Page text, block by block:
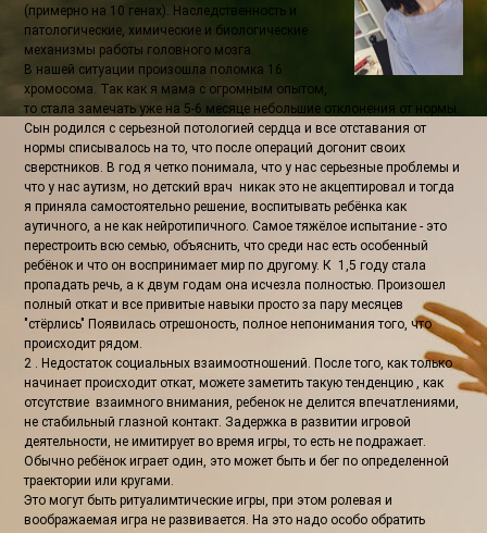
(примерно на 10 генах). Наследственность и
патологические, химические и биологические
механизмы работы головного мозга.
В нашей ситуации произошла поломка 16
хромосома. Так как я мама с огромным опытом,
то стала замечать уже на 5-6 месяце небольшие отклонения от нормы.
Сын родился с серьезной потологией сердца и все отставания от
нормы списывалось на то, что после операций догонит своих
сверстников. В год я четко понимала, что у нас серьезные проблемы и
что у нас аутизм, но детский врач никак это не акцептировал и тогда
я приняла самостоятельно решение, воспитывать ребёнка как
аутичного, а не как нейротипичного. Самое тяжёлое испытание - это
перестроить всю семью, объяснить, что среди нас есть особенный
ребёнок и что он воспринимает мир по другому. К 1,5 году стала
пропадать речь, а к двум годам она исчезла полностью. Произошел
полный откат и все привитые навыки просто за пару месяцев
"стёрлись" Появилась отрешоность, полное непонимания того, что
происходит рядом.
2 . Недостаток социальных взаимоотношений. После того, как только
начинает происходит откат, можете заметить такую тенденцию , как
отсутствие взаимного внимания, ребенок не делится впечатлениями,
не стабильный глазной контакт. Задержка в развитии игровой
деятельности, не имитирует во время игры, то есть не подражает.
Обычно ребёнок играет один, это может быть и бег по определенной
траектории или кругами.
Это могут быть ритуалимтические игры, при этом ролевая и
воображаемая игра не развивается. На это надо особо обратить